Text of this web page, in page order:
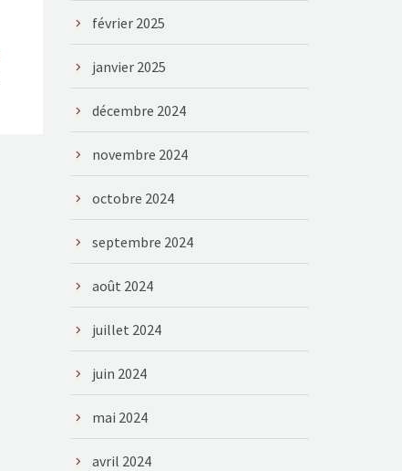
février 2025
janvier 2025
décembre 2024
novembre 2024
octobre 2024
septembre 2024
août 2024
juillet 2024
juin 2024
mai 2024
avril 2024